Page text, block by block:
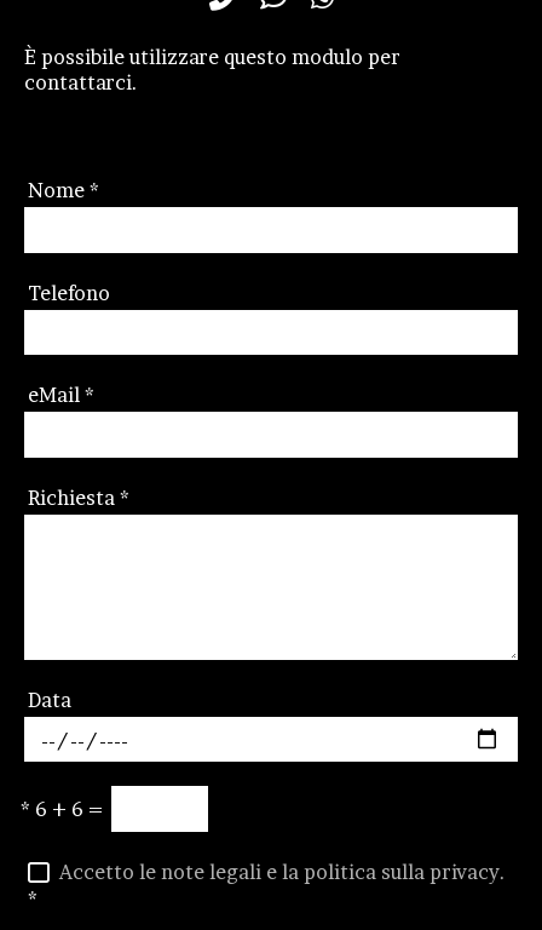
È possibileutilizzare questo modulo per
contattarci.
Nome *
Telefono
eMail *
Richiesta *
Data
* 6 + 6 =
Accetto le note legali e la politica sulla privacy.
*